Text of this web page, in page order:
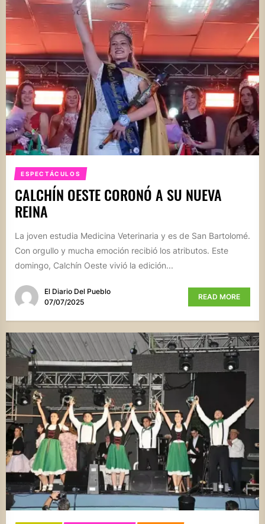
ESPECTÁCULOS
CALCHÍN OESTE CORONÓ A SU NUEVA
REINA
La joven estudia Medicina Veterinaria y es de San Bartolomé.
Con orgullo y mucha emoción recibió los atributos. Este
domingo, Calchín Oeste vivió la edición...
El Diario Del Pueblo
07/07/2025
READ MORE